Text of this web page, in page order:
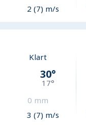
2 (7) m/s
Klart
30°
17°
0 mm
3 (7) m/s